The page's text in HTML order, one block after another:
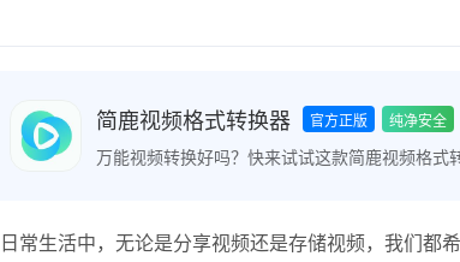
简鹿视频格式转换器 官方正版 纯净安全
万能视频转换好吗？快来试试这款简鹿视频格式
常生活中，无论是分享视频还是存储视频，我们都